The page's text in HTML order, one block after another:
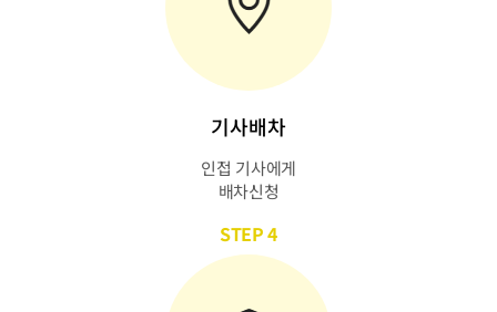
기사배차
인접 기사에게
배차신청
STEP 4